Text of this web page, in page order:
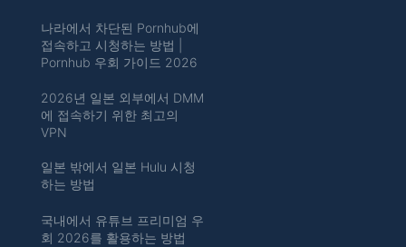
나라에서 차단된 Pornhub에
접속하고 시청하는 방법 |
Pornhub 우회 가이드 2026
2026년 일본 외부에서 DMM
에 접속하기 위한 최고의
VPN
일본 밖에서 일본 Hulu 시청
하는 방법
국내에서 유튜브 프리미엄 우
회 2026를 활용하는 방법